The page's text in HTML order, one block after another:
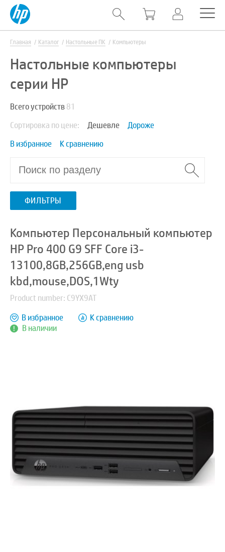
Главная Каталог Настольные ПК Компьютеры
Настольные компьютеры
серии HP
Всего устройств81
Сортировка по цене:
Дешевле
Дороже
В избранное
К сравнению
ФИЛЬТРЫ
Компьютер Персональный компьютер
HP Pro 400 G9 SFF Core i3-
13100,8GB,256GB,eng usb
kbd,mouse,DOS,1Wty
Product number: C9YX9AT
В наличии
В избранное К сравнению